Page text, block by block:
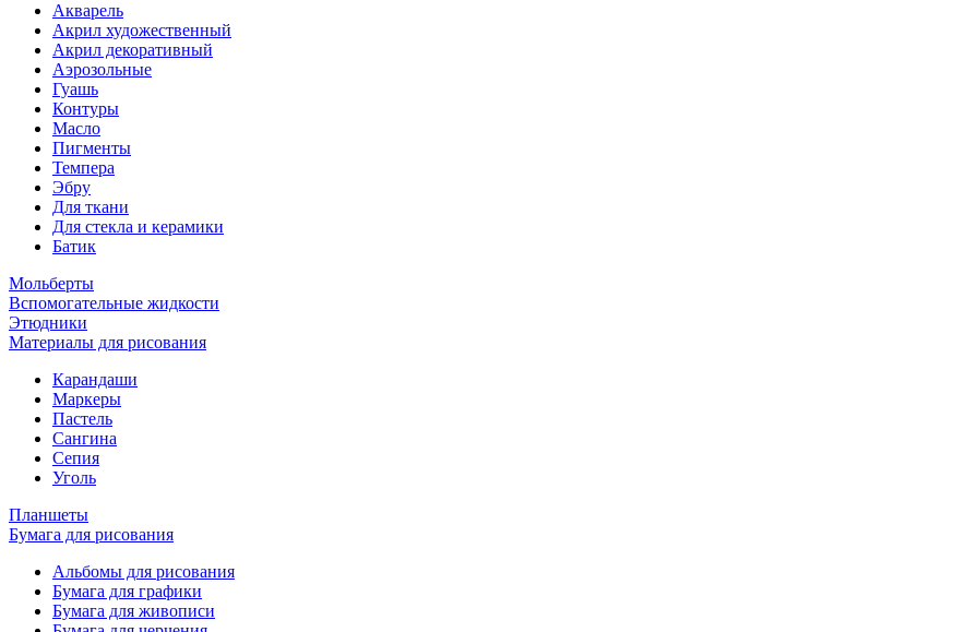
Акварель
Акрил художественный
Акрил декоративный
Аэрозольные
Гуашь
Контуры
Масло
Пигменты
Темпера
Эбру
Для ткани
Для стекла и керамики
Батик
Мольберты
Вспомогательные жидкости
Этюдники
Материалы для рисования
Карандаши
Маркеры
Пастель
Сангина
Сепия
Уголь
Планшеты
Бумага для рисования
Альбомы для рисования
Бумага для графики
Бумага для живописи